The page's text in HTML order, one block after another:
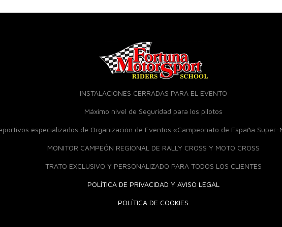
INSTALACIONES CERRADAS PARA EL EVENTO
Máximo nivel de Seguridad para los pilotos
especializados de Organización de Eventos «Campeonato de España Super-
MONITOR CAMPEÓN REGIONAL DE RALLY CROSS Y MOTO CROSS
TRATO EXCLUSIVO Y PERSONALIZADO PARA TODOS LOS CLIENTES
POLÍTICA DE PRIVACIDAD Y AVISO LEGAL
POLÍTICA DE COOKIES